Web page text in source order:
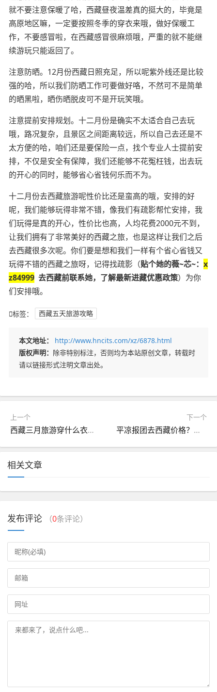
就不要注意保暖了哈，西藏昼夜温差真的挺大的，毕竟是
高原地区嘛，一定要按照冬季的穿衣来哦，做好保暖工
作，不要感冒啦，在西藏感冒很麻烦哦，严重的就不能继
续游玩只能返回了。
注意防晒。12月份西藏日照充足，所以呢紫外线还是比较
强的哈，所以我们防晒工作可要做好咯，不然可不是简单
的晒黑啦，晒伤晒脱皮可不是开玩笑哦。
注意提前安排规划。十二月份是确实不太适合自己去玩
哦，路况复杂，且景区之间距离较远，所以自己去还是不
太方便的哈，咱们还是要保险一点，找个专业人士提前安
排，不仅是安全有保障，我们还能够不花冤枉钱，出去玩
的开心的同时，能够省心省钱何乐而不为。
十二月份去西藏旅游呢性价比还是蛮高的哦，安排的好
呢，我们能够玩得非常不错，像我们有疏影帮忙安排，我
们玩得是真的开心，性价比也高，人均花费2000元不到，
让我们拥有了非常美好的西藏之旅，也是这样让我们之后
去西藏很多次呢。你们要是想和我们一样有个省心省钱又
玩得不错的西藏之旅呀，记得找疏影（贴个她的薇~芯~： x
z84999去西藏前联系她，了解最新进藏优惠政策）为你
们安排哦。
标签： 西藏五天旅游攻略
本文地址：
http://www.hncits.com/xz/6878.html
版权声明： 除非特别标注，否则均为本站原创文章，转载时
请以链接形式注明文章出处。
上一个
西藏三月旅游穿什么衣服？西藏三月底穿什么衣服
下一个
平凉报团去西藏价格？平凉到西藏
相关文章
发布评论 （0条评论）